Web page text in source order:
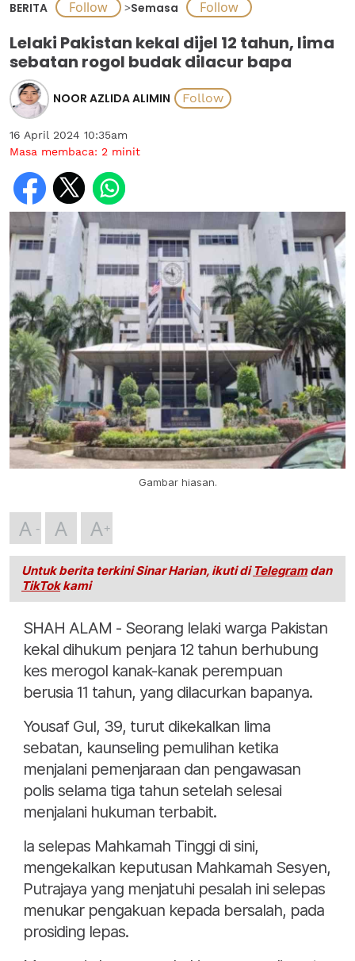
BERITA >Semasa
Lelaki Pakistan kekal dijel 12 tahun, lima
sebatan rogol budak dilacur bapa
NOOR AZLIDA ALIMIN
16 April 2024 10:35am
Masa membaca: 2 minit
Gambar hiasan.
A A A
Untuk berita terkini Sinar Harian, ikuti di Telegramdan
TikTokkami
SHAH ALAM - Seorang lelaki warga Pakistan
kekal dihukum penjara 12 tahun berhubung
kes merogol kanak-kanak perempuan
berusia 11 tahun, yang dilacurkan bapanya.
Yousaf Gul, 39, turut dikekalkan lima
sebatan, kaunseling pemulihan ketika
menjalani pemenjaraan dan pengawasan
polis selama tiga tahun setelah selesai
menjalani hukuman terbabit.
Ia selepas Mahkamah Tinggi di sini,
mengekalkan keputusan Mahkamah Sesyen,
Putrajaya yang menjatuhi pesalah ini selepas
menukar pengakuan kepada bersalah, pada
prosiding lepas.